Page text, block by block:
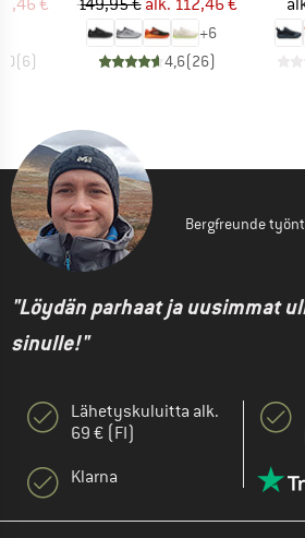
€
(6)
149,95 € alk. 112,46 €
+6
4,6(26)
Bergfreunde
"Löydän parhaat ja uusimmat
sinulle!"
Lähetyskuluitta alk.
69 € (FI)
Klarna